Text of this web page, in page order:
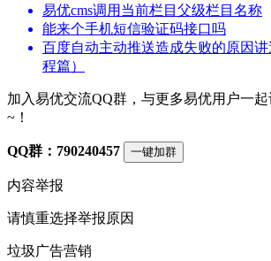
易优cms调用当前栏目父级栏目名称
能来个手机短信验证码接口吗
百度自动主动推送造成失败的原因
程篇）
加入易优交流QQ群，与更多易优用户一
~！
QQ群：790240457 一键加群
内容举报
请慎重选择举报原因
垃圾广告营销